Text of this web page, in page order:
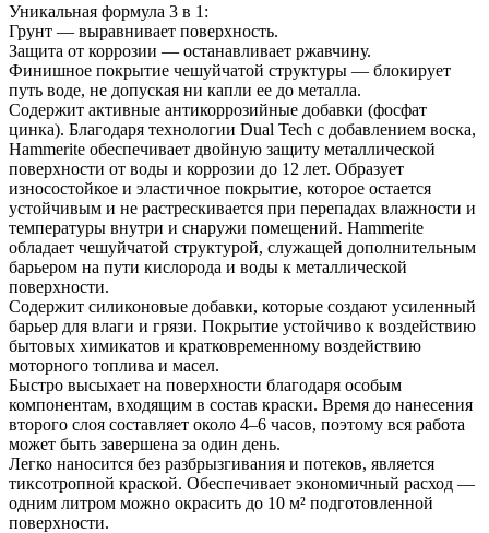
Уникальная формула 3 в 1:
Грунт — выравнивает поверхность.
Защита от коррозии — останавливает ржавчину.
Финишное покрытие чешуйчатой структуры — блокирует
путь воде, не допуская ни капли ее до металла.
Содержит активные антикоррозийные добавки (фосфат
цинка). Благодаря технологии Dual Tech c добавлением воска,
Hammerite обеспечивает двойную защиту металлической
поверхности от воды и коррозии до 12 лет. Образует
износостойкое и эластичное покрытие, которое остается
устойчивым и не растрескивается при перепадах влажности и
температуры внутри и снаружи помещений. Hammerite
обладает чешуйчатой структурой, служащей дополнительным
барьером на пути кислорода и воды к металлической
поверхности.
Содержит силиконовые добавки, которые создают усиленный
барьер для влаги и грязи. Покрытие устойчиво к воздействию
бытовых химикатов и кратковременному воздействию
моторного топлива и масел.
Быстро высыхает на поверхности благодаря особым
компонентам, входящим в состав краски. Время до нанесения
второго слоя составляет около 4–6 часов, поэтому вся работа
может быть завершена за один день.
Легко наносится без разбрызгивания и потеков, является
тиксотропной краской. Обеспечивает экономичный расход —
одним литром можно окрасить до 10 м² подготовленной
поверхности.